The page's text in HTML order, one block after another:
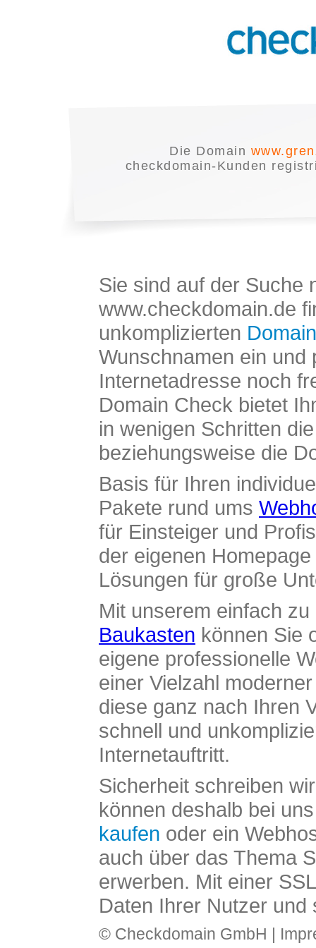
Die Domain
checkdomain-Kunden
Sie sind auf der Suche
www.checkdomain.de
unkomplizierten
Wunschnamen ein und
Internetadresse noch
Domain Check bietet
in wenigen Schritten
beziehungsweise die
Basis für Ihren
Pakete rund ums
für Einsteiger und
der eigenen
Lösungen für große
Mit unserem einfach
Baukasten können Sie
eigene professionelle
einer Vielzahl
diese ganz nach Ihren
schnell und
Internetauftritt.
Sicherheit schreiben
können deshalb bei
kaufen oder ein
auch über das Thema
erwerben. Mit einer
Daten Ihrer Nutzer und
© Checkdomain GmbH |